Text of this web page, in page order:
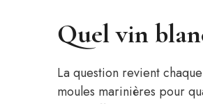
Quel vin
La question revient
moules marinières pour